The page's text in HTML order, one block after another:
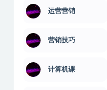
运营营销
营销技巧
计算机课